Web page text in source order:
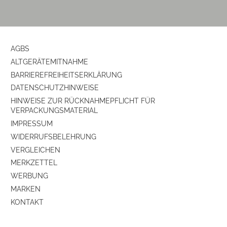
herausnehmbarer Filter-Einsatz ja
Dauer-Filter
Kannen/Wassertank-Eigenschaften
Kannen-Typ Glas-Kanne
Automat + Kanne
Anzahl Tassen
Wasserbehälter-Volumen (l)
AGBS
ALTGERÄTEMITNAHME
BARRIEREFREIHEITSERKLÄRUNG
DATENSCHUTZHINWEISE
HINWEISE ZUR RÜCKNAHMEPFLICHT FÜR
VERPACKUNGSMATERIAL
IMPRESSUM
WIDERRUFSBELEHRUNG
VERGLEICHEN
MERKZETTEL
WERBUNG
MARKEN
KONTAKT